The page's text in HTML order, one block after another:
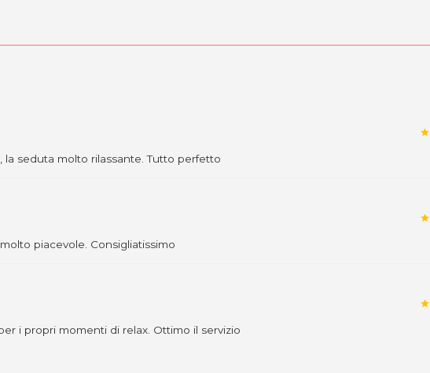
star
seduta molto rilassante. Tutto perfetto
star
piacevole. Consigliatissimo
star
i propri momenti di relax. Ottimo il servizio